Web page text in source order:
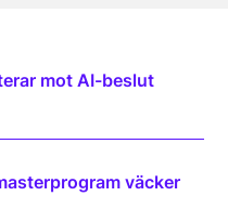
mot AI-beslut
väcker